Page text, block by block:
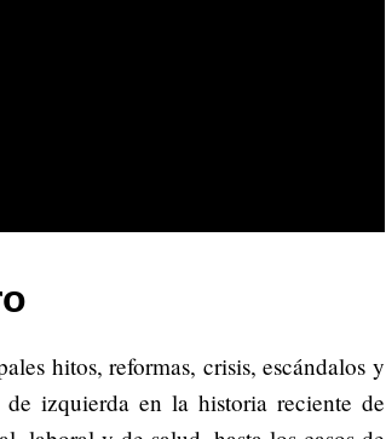
hitos, reformas, crisis, escándalos y
izquierda en la historia reciente de